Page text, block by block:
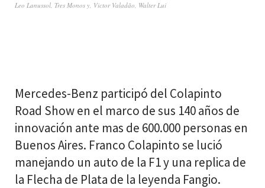
Leo Lanussol Tres Monos y Victor Valadão Walter Lui
Mercedes-Benz participó del Colapinto
Road Show en el marco de sus 140 años de
innovación ante mas de 600.000 personas en
Buenos Aires. Franco Colapinto se lució
manejando un auto de la F1 y una replica de
la Flecha de Plata de la leyenda Fangio.